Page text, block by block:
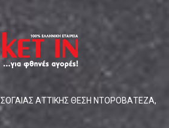
ΑΤΤΙΚΗΣ ΘΕΣΗ ΝΤΟΡΟΒΑΤΕΖΑ,